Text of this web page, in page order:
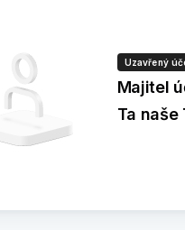
Uzavřený
Majitel
Ta naše